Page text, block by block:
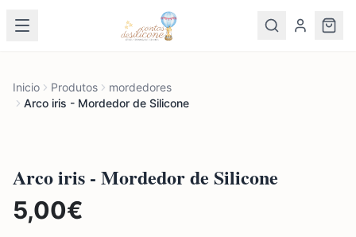
Inicio Produtos
mordedores
Arco iris - Mordedor de Silicone
Arco iris - Mordedor de Silicone
5,00€